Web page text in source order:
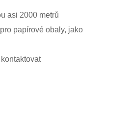
asi 2000 metrů
papírové obaly, jako